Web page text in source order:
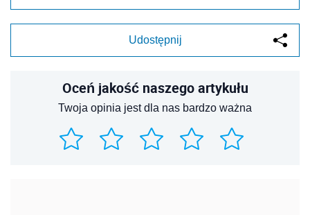
Udostępnij
Oceń jakość naszego artykułu
Twoja opinia jest dla nas bardzo ważna